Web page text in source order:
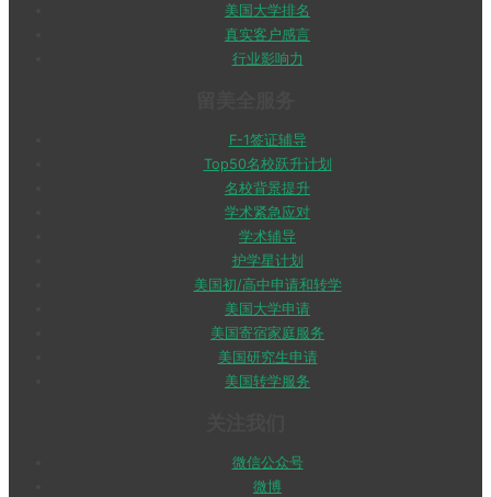
美国大学排名
真实客户感言
行业影响力
F-1签证辅导
Top50名校跃升计划
名校背景提升
学术紧急应对
学术辅导
护学星计划
美国初/高中申请和转学
美国大学申请
美国寄宿家庭服务
美国研究生申请
美国转学服务
微信公众号
微博